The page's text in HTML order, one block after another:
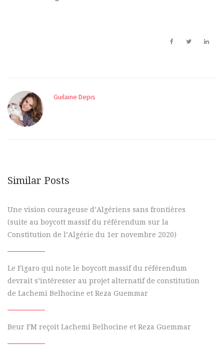
Guilaine Depis
Similar Posts
Une vision courageuse d’Algériens sans frontières
(suite au boycott massif du référendum sur la
Constitution de l’Algérie du 1er novembre 2020)
Le Figaro qui note le boycott massif du référendum
devrait s’intéresser au projet alternatif de constitution
de Lachemi Belhocine et Reza Guemmar
Beur FM reçoit Lachemi Belhocine et Reza Guemmar